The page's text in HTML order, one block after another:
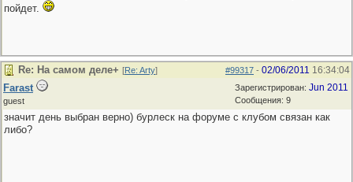
пойдет.
#99317 - 02/06/2011 16:34:04
Re: На самом деле+ [Re: Arty]
Зарегистрирован: Jun 2011
Сообщения: 9
Farast
guest
значит день выбран верно) бурлеск на форуме с клубом связан как
либо?